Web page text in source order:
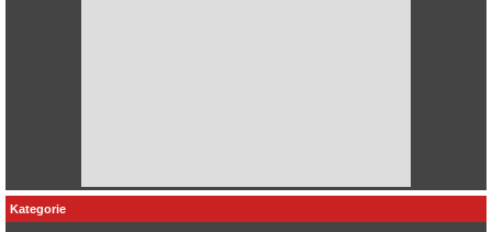
Kategorie